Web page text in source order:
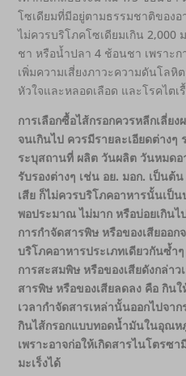
โซเดียมที่มีอยู่ตามธรรมชาติของ
ไม่ควรบริโภคโซเดียมเกิน 2,000
ชา หรือน้ำปลา 4 ช้อนชา เพราะก
เพิ่มความเสี่ยงภาวะความดันโลหิ
หัวใจและหลอดเลือด และโรคไตเ
การเลือกซื้อไส้กรอกควรหลีกเลี่
จนเกินไป ควรมีรายละเอียดต่าง
ระบุสถานที่ ผลิต วันผลิต วันหมดอ
รับรองต่างๆ เช่น อย. มอก. เป็นต้
เสีย ก็ไม่ควรบริโภคอาหารนั้นเป็
พอประมาณ ไม่มาก หรือบ่อยเกิน
การกำจัดสารพิษ หรือของเสียออก
บริโภคอาหารประเภทเดียวกันซ้ำ
การสะสมพิษ หรือของเสียดังกล่า
สารพิษ หรือของเสียลดลง คือ กิน
เวลากำจัดสารเหล่านั้นออกไปจา
กินไส้กรอกแบบทอดน้ำมันในอุณห
เพราะอาจก่อให้เกิดสารไนโตรซ
มะเร็งได้